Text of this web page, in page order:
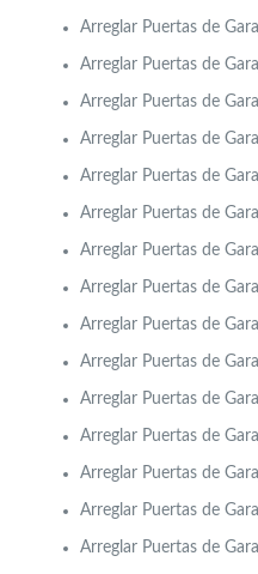
Arreglar Puertas de
Arreglar Puertas de
Arreglar Puertas de
Arreglar Puertas de
Arreglar Puertas de
Arreglar Puertas de
Arreglar Puertas de
Arreglar Puertas de
Arreglar Puertas de
Arreglar Puertas de
Arreglar Puertas de
Arreglar Puertas de
Arreglar Puertas de
Arreglar Puertas de
Arreglar Puertas de